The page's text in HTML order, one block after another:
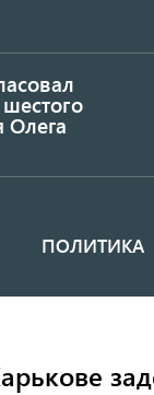
Олега
ПОЛИТИКА